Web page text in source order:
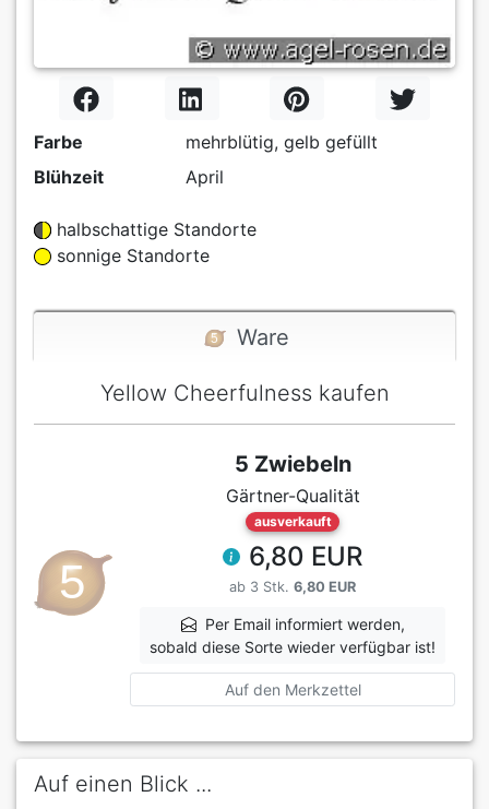
Farbe
mehrblütig, gelb gefüllt
Blühzeit
April
halbschattige Standorte
sonnige Standorte
Ware
Yellow Cheerfulness kaufen
5 Zwiebeln
Gärtner-Qualität
ausverkauft
6,80 EUR
ab 3 Stk. 6,80 EUR
Per Email informiert werden,
sobald diese Sorte wieder verfügbar ist!
Auf den Merkzettel
Auf einen Blick ...